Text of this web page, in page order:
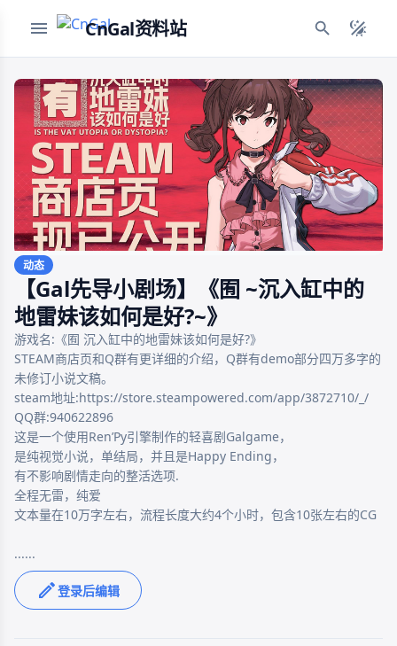
CnGal资料站
动态
【Gal先导小剧场】《囿 ~沉入缸中的
地雷妹该如何是好?~》
游戏名:《囿 沉入缸中的地雷妹该如何是好?》
STEAM商店页和Q群有更详细的介绍，Q群有demo部分四万多字的
未修订小说文稿。
steam地址:https://store.steampowered.com/app/3872710/_/
QQ群:940622896
这是一个使用Ren’Py引擎制作的轻喜剧Galgame，
是纯视觉小说，单结局，并且是Happy Ending，
有不影响剧情走向的整活选项.
全程无雷，纯爱
文本量在10万字左右，流程长度大约4个小时，包含10张左右的CG
......
登录后编辑